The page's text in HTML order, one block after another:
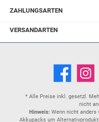
ZAHLUNGSARTEN
VERSANDARTEN
* Alle Preise inkl. gesetzl.
nicht
Hinweis:Wenn nicht anders
Akkupacks um